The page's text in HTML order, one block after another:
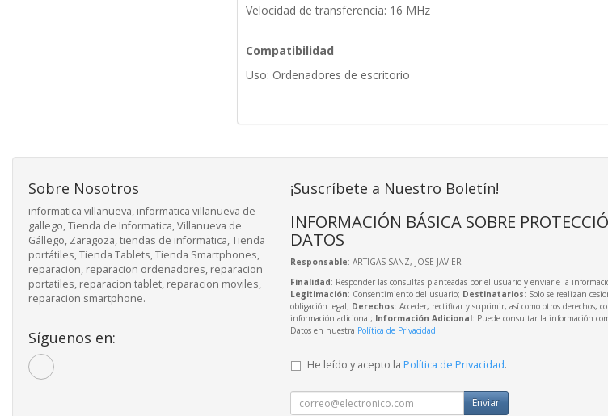
Velocidad de transferencia: 16 MHz
Compatibilidad
Uso: Ordenadores de escritorio
Sobre Nosotros
informatica villanueva, informatica villanueva de
gallego, Tienda de Informatica, Villanueva de
Gállego, Zaragoza, tiendas de informatica, Tienda
portátiles, Tienda Tablets, Tienda Smartphones,
reparacion, reparacion ordenadores, reparacion
portatiles, reparacion tablet, reparacion moviles,
reparacion smartphone.
Síguenos en:
¡Suscríbete a Nuestro Boletín!
INFORMACIÓN BÁSICA SOBRE
DATOS
Responsable: ARTIGAS SANZ, JOSE JAVIER
Finalidad: Responder las consultas planteadas por el usuario y enviarle la
Legitimación: Consentimiento del usuario; Destinatarios: Solo se realizan
obligación legal; Derechos: Acceder, rectificar y suprimir, así como otros derechos,
información adicional; Información Adicional: Puede consultar la información
Datos en nuestra Política de Privacidad.
He leído y acepto la Política de Privacidad.
Enviar